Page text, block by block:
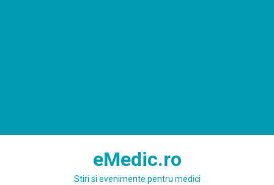
eMedic.ro
Stiri si evenimente pentru medici